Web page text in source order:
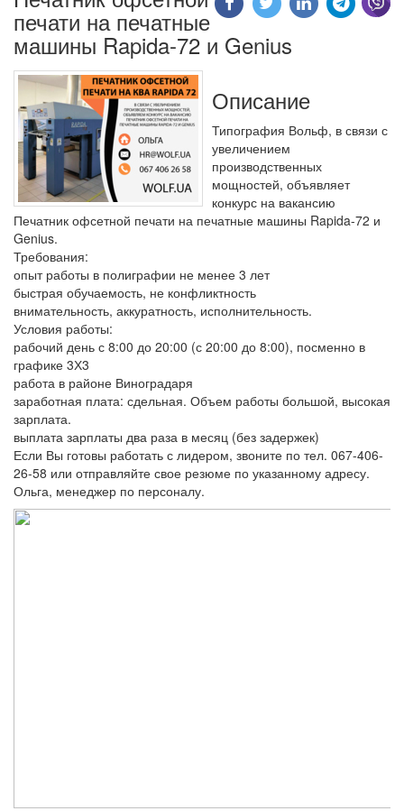
печати на печатные
машины Rapida-72 и Genius
Описание
Типография Вольф, в связи с
увеличением
производственных
мощностей, объявляет
конкурс на вакансию
Печатник офсетной печати на печатные машины Rapida-72 и
Genius.
Требования:
опыт работы в полиграфии не менее 3 лет
быстрая обучаемость, не конфликтность
внимательность, аккуратность, исполнительность.
Условия работы:
рабочий день с 8:00 до 20:00 (с 20:00 до 8:00), посменно в
графике 3Х3
работа в районе Виноградаря
заработная плата: сдельная. Объем работы большой, высокая
зарплата.
выплата зарплаты два раза в месяц (без задержек)
Если Вы готовы работать с лидером, звоните по тел. 067-406-
26-58 или отправляйте свое резюме по указанному адресу.
Ольга, менеджер по персоналу.